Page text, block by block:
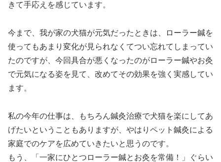
きて手応えを感じています。
今まで、我が家の犬猫が元気だったときは、ローラー鍼を
使ってもあまり変化が見られなくてつい忘れてしまってい
たのですが、今回具合が悪くなったのがローラー鍼やお灸
で元気になる姿を見て、改めてその効果を強く実感してい
ます。
私の今年の仕事は、もちろん鍼灸治療で犬猫を楽にしてあ
げたいということもありますが、やはりペット鍼灸による
家庭でのケアを広めていきたいと思うのです。
もう、「一家にひとつローラー鍼とお灸を常備！」ぐらい